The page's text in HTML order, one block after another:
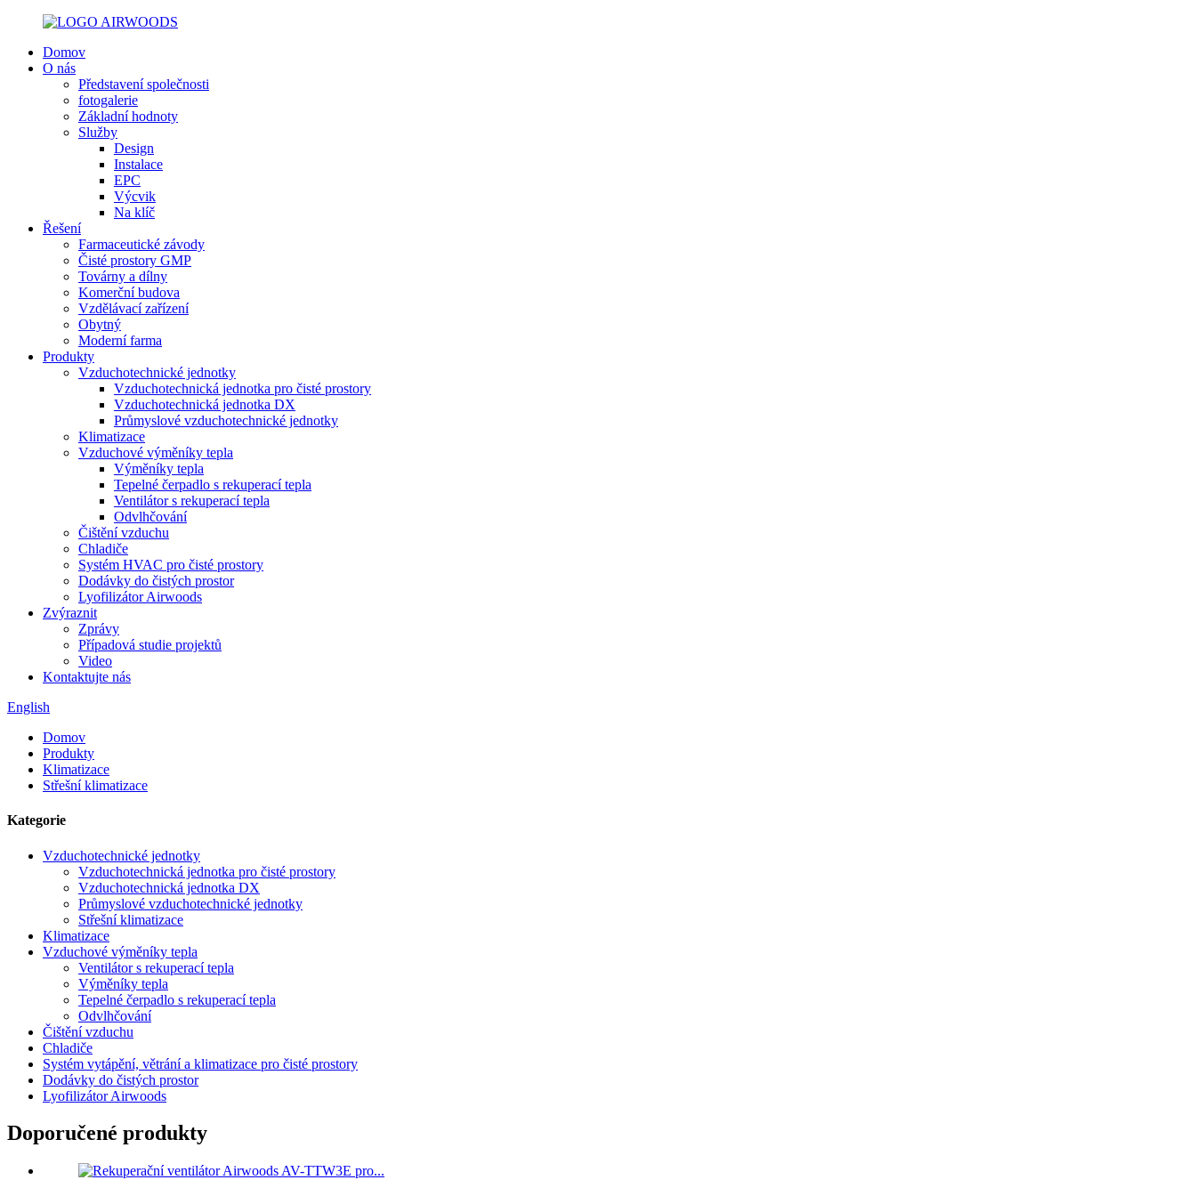
Domov
O nás
Představení společnosti
fotogalerie
Základní hodnoty
Služby
Design
Instalace
EPC
Výcvik
Na klíč
Řešení
Farmaceutické závody
Čisté prostory GMP
Továrny a dílny
Komerční budova
Vzdělávací zařízení
Obytný
Moderní farma
Produkty
Vzduchotechnické jednotky
Vzduchotechnická jednotka pro čisté prostory
Vzduchotechnická jednotka DX
Průmyslové vzduchotechnické jednotky
Klimatizace
Vzduchové výměníky tepla
Výměníky tepla
Tepelné čerpadlo s rekuperací tepla
Ventilátor s rekuperací tepla
Odvlhčování
Čištění vzduchu
Chladiče
Systém HVAC pro čisté prostory
Dodávky do čistých prostor
Lyofilizátor Airwoods
Zvýraznit
Zprávy
Případová studie projektů
Video
Kontaktujte nás
English
Domov
Produkty
Klimatizace
Střešní klimatizace
Kategorie
Vzduchotechnické jednotky
Vzduchotechnická jednotka pro čisté prostory
Vzduchotechnická jednotka DX
Průmyslové vzduchotechnické jednotky
Střešní klimatizace
Klimatizace
Vzduchové výměníky tepla
Ventilátor s rekuperací tepla
Výměníky tepla
Tepelné čerpadlo s rekuperací tepla
Odvlhčování
Čištění vzduchu
Chladiče
Systém vytápění, větrání a klimatizace pro čisté prostory
Dodávky do čistých prostor
Lyofilizátor Airwoods
Doporučené produkty